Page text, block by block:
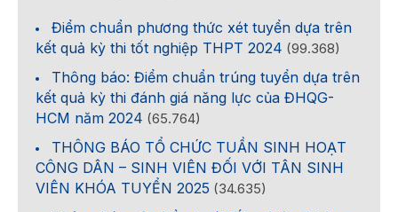
Điểm chuẩn phương thức xét tuyển dựa trên
kết quả kỳ thi tốt nghiệp THPT 2024 (99.368)
Thông báo: Điểm chuẩn trúng tuyển dựa trên
kết quả kỳ thi đánh giá năng lực của ĐHQG-
HCM năm 2024 (65.764)
THÔNG BÁO TỔ CHỨC TUẦN SINH HOẠT
CÔNG DÂN – SINH VIÊN ĐỐI VỚI TÂN SINH
VIÊN KHÓA TUYỂN 2025 (34.635)